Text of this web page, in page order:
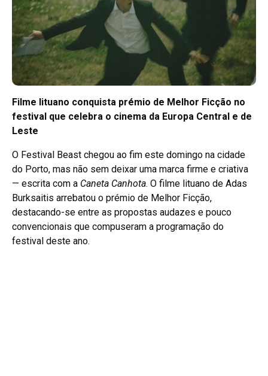
Filme lituano conquista prémio de Melhor Ficção no
festival que celebra o cinema da Europa Central e de
Leste
O Festival Beast chegou ao fim este domingo na cidade
do Porto, mas não sem deixar uma marca firme e criativa
— escrita com a Caneta Canhota. O filme lituano de Adas
Burksaitis arrebatou o prémio de Melhor Ficção,
destacando-se entre as propostas audazes e pouco
convencionais que compuseram a programação do
festival deste ano.